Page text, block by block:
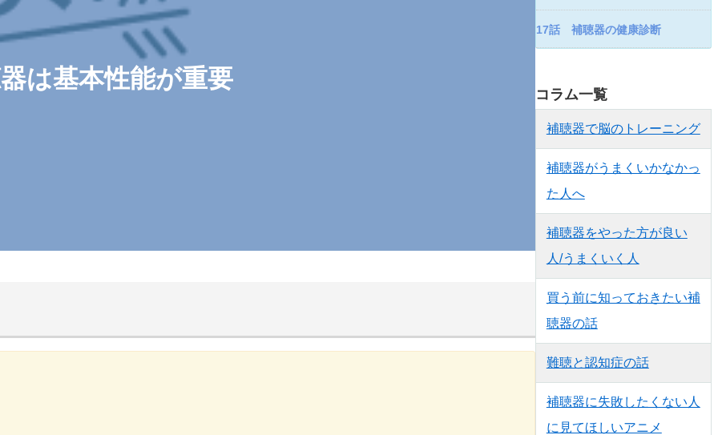
は基本性能が重要
17話 補聴器の健康診断
コラム一覧
補聴器で脳のトレーニング
補聴器がうまくいかなかっ
た人へ
補聴器をやった方が良い
人/うまくいく人
買う前に知っておきたい補
聴器の話
難聴と認知症の話
補聴器に失敗したくない人
に見てほしいアニメ